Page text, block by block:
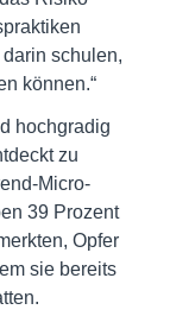
schulen,
können.“
hochgradig
zu
Micro-
39 Prozent
Opfer
sie bereits